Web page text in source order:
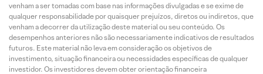
venham a ser tomadas com base nas informações divulgadas e se exime de
qualquer responsabilidade por quaisquer prejuízos, diretos ou indiretos, que
venham a decorrer da utilização deste material ou seu conteúdo. Os
desempenhos anteriores não são necessariamente indicativos de resultados
futuros. Este material não leva em consideração os objetivos de
investimento, situação financeira ou necessidades específicas de qualquer
investidor. Os investidores devem obter orientação financeira